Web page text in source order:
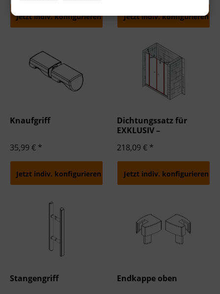
Jetzt indiv. konfigurieren Jetzt indiv. konfigurieren
Knaufgriff
35,99 € *
Jetzt indiv. konfigurieren
Dichtungssatz für
EXKLUSIV –
218,09 € *
Jetzt indiv. konfigurieren
Stangengriff Endkappe oben
Verwendung von Profilen zur Auswahl personalisierter Werbung
Analyse von Zielgruppen durch Statistiken oder Kombinationen von
Daten aus verschiedenen Quellen
Entwicklung und Verbesserung der Angebote
Verwendung reduzierter Daten zur Auswahl von Inhalten
Besondere Features:
Verwendung genauer Standortdaten
Endgeräteeigenschaften zur Identifikation aktiv abfragen